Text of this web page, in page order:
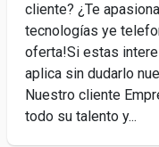
cliente? ¿Te
tecnologías ye
oferta!Si estas
aplica sin dudarlo
Nuestro cliente
todo su talento y...